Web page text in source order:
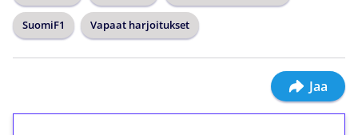
SuomiF1 Vapaat harjoitukset
Jaa